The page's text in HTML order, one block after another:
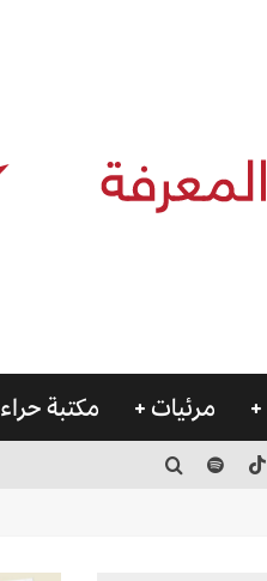
مرئيات مكتبة حراء